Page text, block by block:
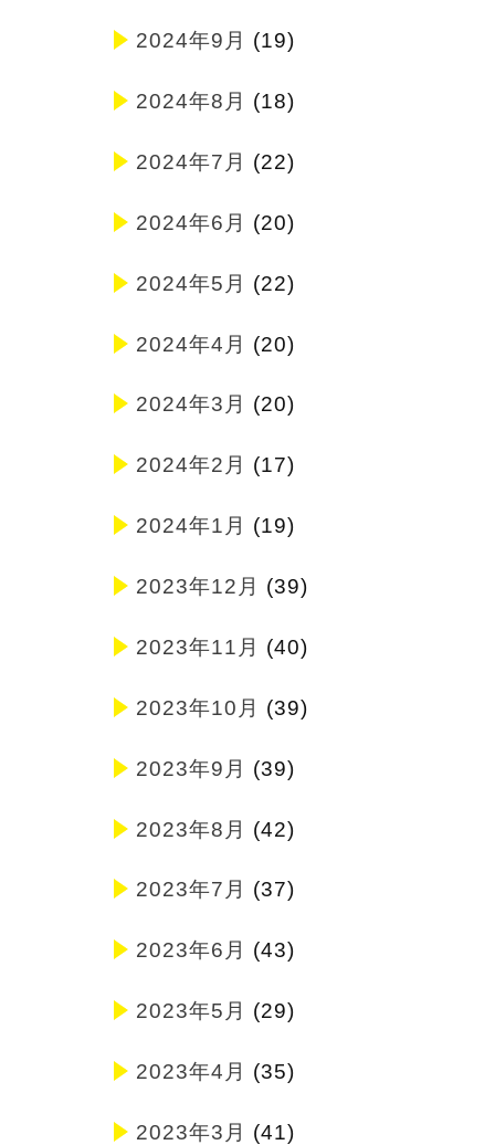
2024年9月 (19)
2024年8月 (18)
2024年7月 (22)
2024年6月 (20)
2024年5月 (22)
2024年4月 (20)
2024年3月 (20)
2024年2月 (17)
2024年1月 (19)
2023年12月 (39)
2023年11月 (40)
2023年10月 (39)
2023年9月 (39)
2023年8月 (42)
2023年7月 (37)
2023年6月 (43)
2023年5月 (29)
2023年4月 (35)
2023年3月 (41)